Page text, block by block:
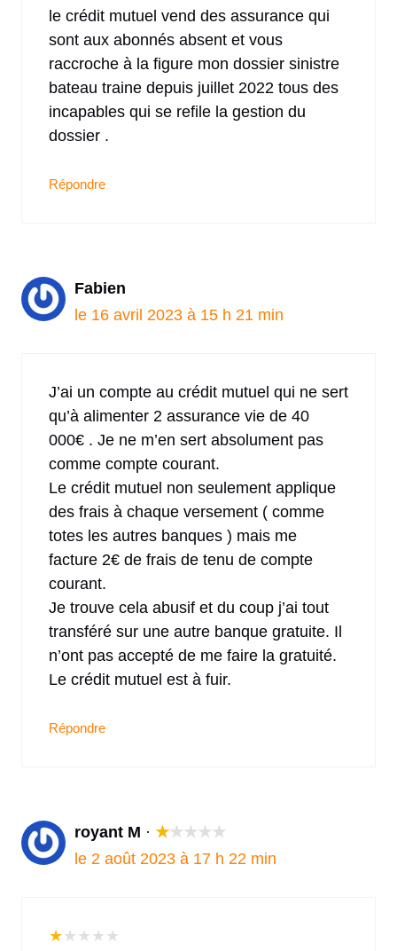
le crédit mutuel vend des assurance qui
sont aux abonnés absent et vous
raccroche à la figure mon dossier sinistre
bateau traine depuis juillet 2022 tous des
incapables qui se refile la gestion du
dossier .
Répondre
Fabien
le 16 avril 2023 à 15 h 21 min
J’ai un compte au crédit mutuel qui ne sert
qu’à alimenter 2 assurance vie de 40
000€ . Je ne m’en sert absolument pas
comme compte courant.
Le crédit mutuel non seulement applique
des frais à chaque versement ( comme
totes les autres banques ) mais me
facture 2€ de frais de tenu de compte
courant.
Je trouve cela abusif et du coup j’ai tout
transféré sur une autre banque gratuite. Il
n’ont pas accepté de me faire la gratuité.
Le crédit mutuel est à fuir.
Répondre
royant M · ★★★★★
le 2 août 2023 à 17 h 22 min
★★ ★ ★ ★